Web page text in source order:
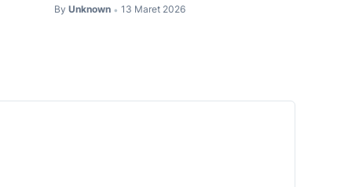
By Unknown • 13 Maret 2026